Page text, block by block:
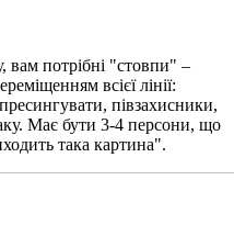
вам потрібні "стовпи" –
всієї лінії:
півзахисники,
Має бути 3-4 персони, що
така картина".